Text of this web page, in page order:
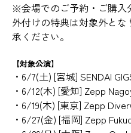
※会場でのご予約・ご購入
外付けの特典は対象外と
承ください。
【対象公演】
・6/7(土) [宮城] SENDAI
・6/12(木) [愛知] Zepp
・6/19(木) [東京] Zepp
・6/27(金) [福岡] Zepp